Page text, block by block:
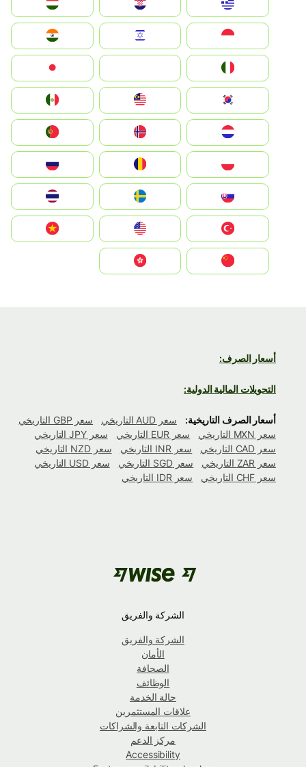
Hrvatska
Magyarország
Indonesia
South Korea
Nederland
Portugal
România
Slovensko
United States
Vietnam
أسعار الصرف:
التحويلات المالية الدولية:
أسعار الصرف التاريخية: سعر AUD التاريخي
سعر GBP التاريخي
سعر MXN التاريخي
سعر EUR التاريخي
سعر JPY التاريخي
سعر CAD التاريخي
سعر INR التاريخي
سعر NZD التاريخي
سعر ZAR التاريخي
سعر SGD التاريخي
سعر USD التاريخي
سعر CHF التاريخي
سعر IDR التاريخي
الشركة والفريق
الشركة والفريق
الأمان
الصحافة
الوظائف
حالة الخدمة
علاقات المستثمرين
الشركات التابعة والشراكات
مركز الدعم
Accessibility